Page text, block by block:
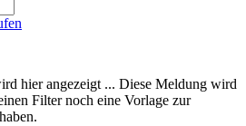
hier angezeigt ... Diese Meldung wird
Filter noch eine Vorlage zur